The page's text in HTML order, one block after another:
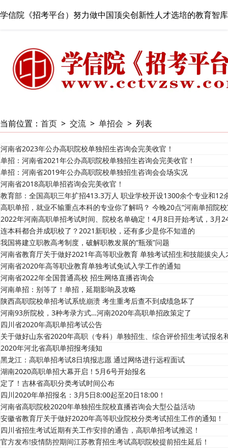
学信院《招考平台）努力做中国顶尖创新性人才选培的教育智库
当前位置： 首页 > 交流 > 单招会 > 列表
河南省2023年公办高职院校单独招生咨询会完美收官！
单招：河南省2021年公办高职院校单独招生咨询会完美收官！
单招：河南省2019年公办高职院校单独招生咨询会会场实况
河南省2018高职单招咨询会完美收官！
教育部：全国高职三年扩招413.3万人 职业学校开设1300余个专业和12
高职单招，就业不输重点本科的专业你了解吗？ 今晚20点“河南单招院
2022年河南高职单招考试时间、院校名单确定！4月8日开始考试，3月
连本科都合并成职校了？2021新职校，还有多少是你不知道的
我国将建立职教高考制度，破解职教发展的“瓶颈”问题
河南省教育厅关于做好2021年高等职业教育 单独考试招生和技能拔尖
河南省2020年高等职业教育单独考试免试入学工作的通知
河南省2022年全国普通高校 招生网络直播咨询会
河南单招：别等了！单招，延期影响及攻略
陕西高职院校单招考试系统崩溃 考生重考后查不到成绩急坏了
河南93所院校，3种考录方式…河南2020年高职单招政策定了
四川省2020年高职单招考试公告
关于做好山东省2020年高职（专科）单独招生、综合评价招生考试报名
2020年河北省高职单招报考须知
黑龙江：高职单招考试8日填报志愿 通过网络进行远程面试
湖南2020高职单招大幕开启！5月6号开始报名
定了！吉林省高职分类考试时间公布
四川2020年单招报名：3月5日8:00起至20日18:00！
河南省高职院校2020年单独招生院校直播咨询会大型公益活动
安徽省教育厅关于做好2020年高等职业院校分类考试招生工作的通知！
四川省招生考试近期有关工作安排的通告，高职单招考试推迟！
官方发布!疫情防控期间江苏教育招生考试高职院校提前招生延后！